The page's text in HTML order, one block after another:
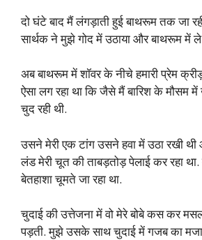
दो घंटे बाद मैं लंगड़ाती हुई बाथरूम तक जा
सार्थक ने मुझे गोद में उठाया और बाथरूम में ले
अब बाथरूम में शॉवर के नीचे हमारी प्रेम
ऐसा लग रहा था कि जैसे मैं बारिश के
चुद रही थी.
उसने मेरी एक टांग उसने हवा में उठा रखी
लंड मेरी चूत की ताबड़तोड़ पेलाई कर रहा
बेतहाशा चूमते जा रहा था.
चुदाई की उत्तेजना में वो मेरे बोबे कस कर
पड़ती. मुझे उसके साथ चुदाई में गजब का